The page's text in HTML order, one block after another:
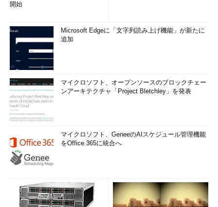
開始
Microsoft Edgeに「文字列読み上げ機能」が新たに
追加
マイクロソフト、オープンソースのブロックチェー
ンアーキテクチャ「Project Bletchley」を発表
マイクロソフト、GeneeのAIスケジュール管理機能
をOffice 365に統合へ